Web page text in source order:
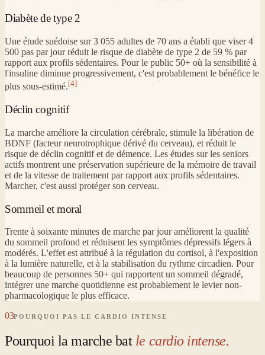
Diabète de type 2
Une étude suédoise sur 3 055 adultes de 70 ans a établi que viser 4
500 pas par jour réduit le risque de diabète de type 2 de 59 % par
rapport aux profils sédentaires. Pour le public 50+ où la sensibilité à
l'insuline diminue progressivement, c'est probablement le bénéfice le
plus sous-estimé.[4]
Déclin cognitif
La marche améliore la circulation cérébrale, stimule la libération de
BDNF (facteur neurotrophique dérivé du cerveau), et réduit le
risque de déclin cognitif et de démence. Les études sur les seniors
actifs montrent une préservation supérieure de la mémoire de travail
et de la vitesse de traitement par rapport aux profils sédentaires.
Marcher, c'est aussi protéger son cerveau.
Sommeil et moral
Trente à soixante minutes de marche par jour améliorent la qualité
du sommeil profond et réduisent les symptômes dépressifs légers à
modérés. L'effet est attribué à la régulation du cortisol, à l'exposition
à la lumière naturelle, et à la stabilisation du rythme circadien. Pour
beaucoup de personnes 50+ qui rapportent un sommeil dégradé,
intégrer une marche quotidienne est probablement le levier non-
pharmacologique le plus efficace.
03POURQUOI PAS LE CARDIO INTENSE
Pourquoi la marche bat le cardio intense.